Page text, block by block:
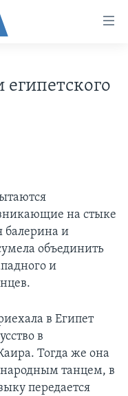
на стыке
балерина и
объединить
и
в Египет
в
Тогда же она
народным танцем, в
передается